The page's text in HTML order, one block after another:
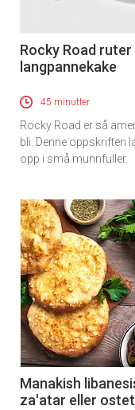
Rocky Road ruter
langpannekake
45 minutter
Rocky Road er så
bli. Denne oppskriften
opp i små munnfuller.
Manakish
za'atar eller